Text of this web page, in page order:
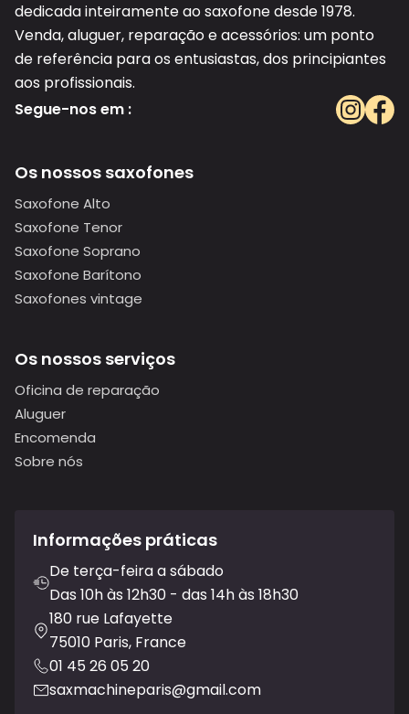
dedicada inteiramente ao saxofone desde 1978.
Venda, aluguer, reparação e acessórios: um ponto
de referência para os entusiastas, dos principiantes
aos profissionais.
Segue-nos em :
Os nossos saxofones
Saxofone Alto
Saxofone Tenor
Saxofone Soprano
Saxofone Barítono
Saxofones vintage
Os nossos serviços
Oficina de reparação
Aluguer
Encomenda
Sobre nós
Informações práticas
De terça-feira a sábado
Das 10h às 12h30 - das 14h às 18h30
180 rue Lafayette
75010 Paris, France
01 45 26 05 20
saxmachineparis@gmail.com